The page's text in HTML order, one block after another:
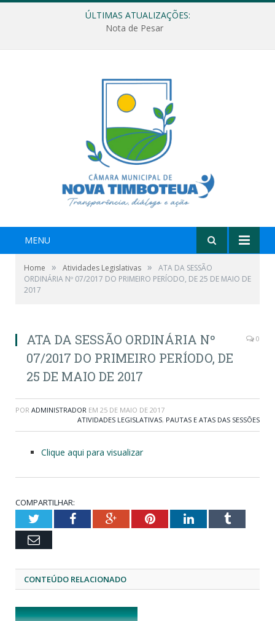
ÚLTIMAS ATUALIZAÇÕES:
Nota de Pesar
MENU
Home » Atividades Legislativas »
ATA DA SESSÃO
ORDINÁRIA Nº 07/2017 DO PRIMEIRO PERÍODO, DE 25 DE MAIO DE
2017
ATA DA SESSÃO ORDINÁRIA Nº
07/2017 DO PRIMEIRO PERÍODO, DE
25 DE MAIO DE 2017
0
POR ADMINISTRADOR EM 25 DE MAIO DE 2017
ATIVIDADES LEGISLATIVAS, PAUTAS E ATAS DAS SESSÕES
Clique aqui para visualizar
COMPARTILHAR:
TwitterFacebookGoogle+PinterestLinkedInTumblr
Email
CONTEÚDO RELACIONADO